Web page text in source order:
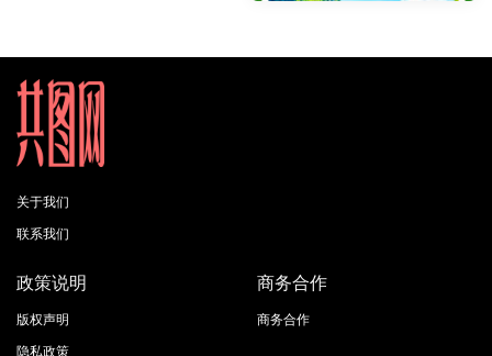
关于我们
联系我们
政策说明
版权声明
隐私政策
商务合作
商务合作